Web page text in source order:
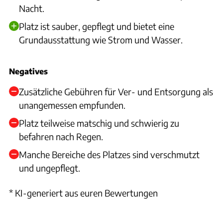
Nacht.
Platz ist sauber, gepflegt und bietet eine
Grundausstattung wie Strom und Wasser.
Negatives
Zusätzliche Gebühren für Ver- und Entsorgung als
unangemessen empfunden.
Platz teilweise matschig und schwierig zu
befahren nach Regen.
Manche Bereiche des Platzes sind verschmutzt
und ungepflegt.
* KI-generiert aus euren Bewertungen